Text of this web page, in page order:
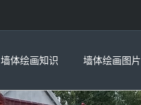
墙体绘画知识 墙体绘画图片